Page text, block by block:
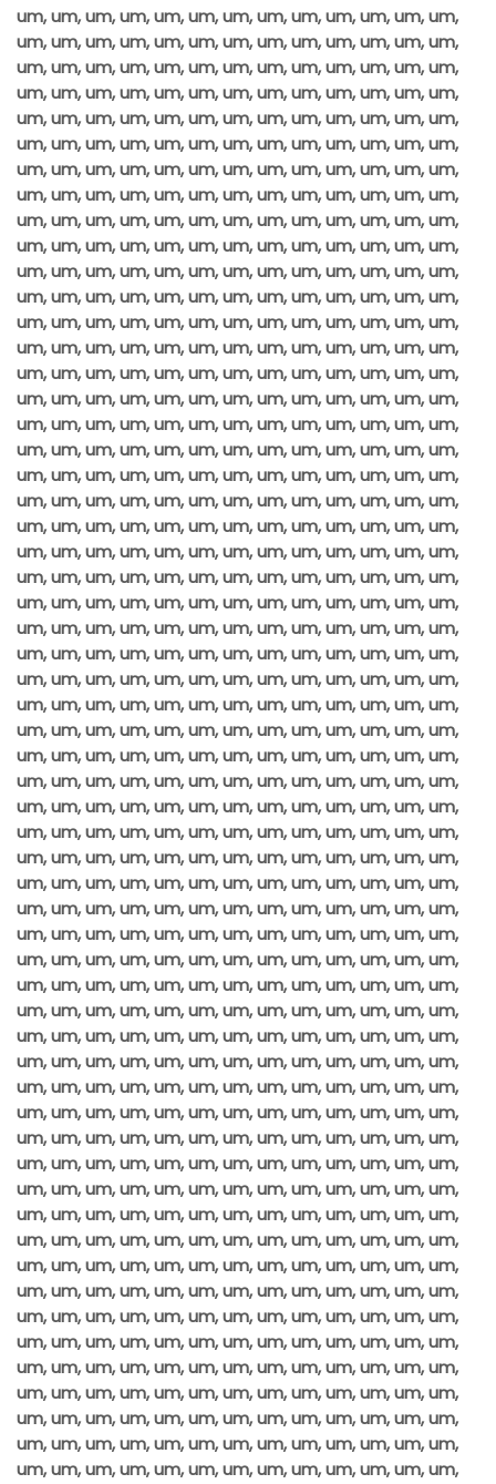
um, um, um, um, um, um, um, um, um, um, um, um, um,
um, um, um, um, um, um, um, um, um, um, um, um, um,
um, um, um, um, um, um, um, um, um, um, um, um, um,
um, um, um, um, um, um, um, um, um, um, um, um, um,
um, um, um, um, um, um, um, um, um, um, um, um, um,
um, um, um, um, um, um, um, um, um, um, um, um, um,
um, um, um, um, um, um, um, um, um, um, um, um, um,
um, um, um, um, um, um, um, um, um, um, um, um, um,
um, um, um, um, um, um, um, um, um, um, um, um, um,
um, um, um, um, um, um, um, um, um, um, um, um, um,
um, um, um, um, um, um, um, um, um, um, um, um, um,
um, um, um, um, um, um, um, um, um, um, um, um, um,
um, um, um, um, um, um, um, um, um, um, um, um, um,
um, um, um, um, um, um, um, um, um, um, um, um, um,
um, um, um, um, um, um, um, um, um, um, um, um, um,
um, um, um, um, um, um, um, um, um, um, um, um, um,
um, um, um, um, um, um, um, um, um, um, um, um, um,
um, um, um, um, um, um, um, um, um, um, um, um, um,
um, um, um, um, um, um, um, um, um, um, um, um, um,
um, um, um, um, um, um, um, um, um, um, um, um, um,
um, um, um, um, um, um, um, um, um, um, um, um, um,
um, um, um, um, um, um, um, um, um, um, um, um, um,
um, um, um, um, um, um, um, um, um, um, um, um, um,
um, um, um, um, um, um, um, um, um, um, um, um, um,
um, um, um, um, um, um, um, um, um, um, um, um, um,
um, um, um, um, um, um, um, um, um, um, um, um, um,
um, um, um, um, um, um, um, um, um, um, um, um, um,
um, um, um, um, um, um, um, um, um, um, um, um, um,
um, um, um, um, um, um, um, um, um, um, um, um, um,
um, um, um, um, um, um, um, um, um, um, um, um, um,
um, um, um, um, um, um, um, um, um, um, um, um, um,
um, um, um, um, um, um, um, um, um, um, um, um, um,
um, um, um, um, um, um, um, um, um, um, um, um, um,
um, um, um, um, um, um, um, um, um, um, um, um, um,
um, um, um, um, um, um, um, um, um, um, um, um, um,
um, um, um, um, um, um, um, um, um, um, um, um, um,
um, um, um, um, um, um, um, um, um, um, um, um, um,
um, um, um, um, um, um, um, um, um, um, um, um, um,
um, um, um, um, um, um, um, um, um, um, um, um, um,
um, um, um, um, um, um, um, um, um, um, um, um, um,
um, um, um, um, um, um, um, um, um, um, um, um, um,
um, um, um, um, um, um, um, um, um, um, um, um, um,
um, um, um, um, um, um, um, um, um, um, um, um, um,
um, um, um, um, um, um, um, um, um, um, um, um, um,
um, um, um, um, um, um, um, um, um, um, um, um, um,
um, um, um, um, um, um, um, um, um, um, um, um, um,
um, um, um, um, um, um, um, um, um, um, um, um, um,
um, um, um, um, um, um, um, um, um, um, um, um, um,
um, um, um, um, um, um, um, um, um, um, um, um, um,
um, um, um, um, um, um, um, um, um, um, um, um, um,
um, um, um, um, um, um, um, um, um, um, um, um, um,
um, um, um, um, um, um, um, um, um, um, um, um, um,
um, um, um, um, um, um, um, um, um, um, um, um, um,
um, um, um, um, um, um, um, um, um, um, um, um, um,
um, um, um, um, um, um, um, um, um, um, um, um, um,
um, um, um, um, um, um, um, um, um, um, um, um, um,
um, um, um, um, um, um, um, um, um, um, um, um, um,
um, um, um, um, um, um, um, um, um, um, um, um, um,